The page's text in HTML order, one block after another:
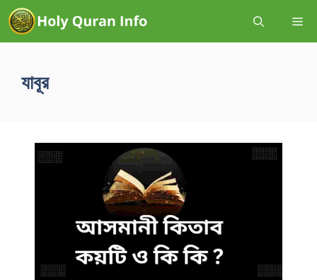
যাবূর